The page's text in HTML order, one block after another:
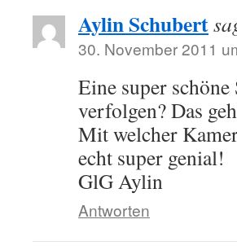
Aylin Schubert
30. November 2011
Eine super
verfolgen? Das
Mit welcher
echt super genial!
GlG Aylin
Antworten